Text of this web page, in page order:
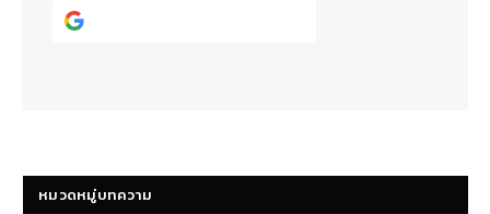
หมวดหมู่บทความ